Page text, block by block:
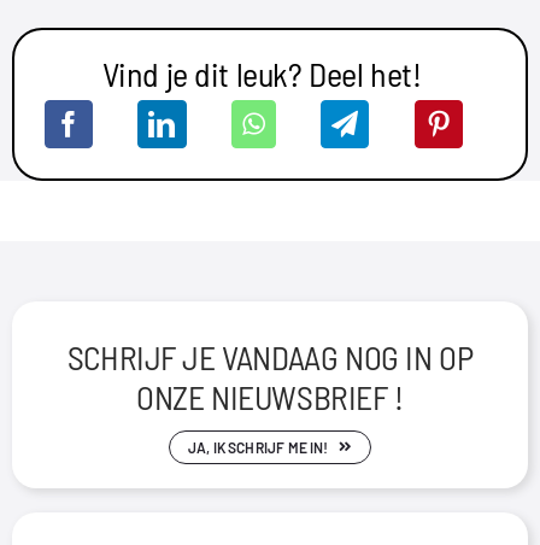
Vind je dit leuk? Deel het!
SCHRIJF JE VANDAAG NOG IN OP
ONZE NIEUWSBRIEF !
JA, IK SCHRIJF ME IN!